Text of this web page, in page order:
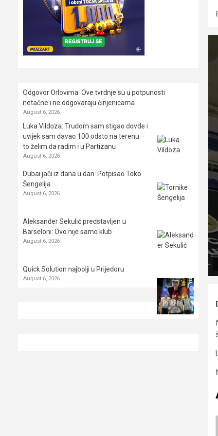
Odgovor Orlovima: ​Ove tvrdnje su u potpunosti
netačne i ne odgovaraju činjenicama
August 6, 2026
Luka Vildoza: Trudom sam stigao dovde i
uvijek sam davao 100 odsto na terenu –
to želim da radim i u Partizanu
August 6, 2026
Dubai jači iz dana u dan: Potpisao Toko
Šengelija
August 6, 2026
Aleksander Sekulić predstavljen u
Barseloni: Ovo nije samo klub
August 6, 2026
Quick Solution najbolji u Prijedoru
August 6, 2026